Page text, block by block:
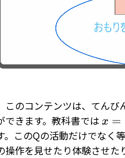
このコンテンツは、てんび
できます。教科書ではx=☐
。このQの活動だけでなく
操作を見せたり体験させた